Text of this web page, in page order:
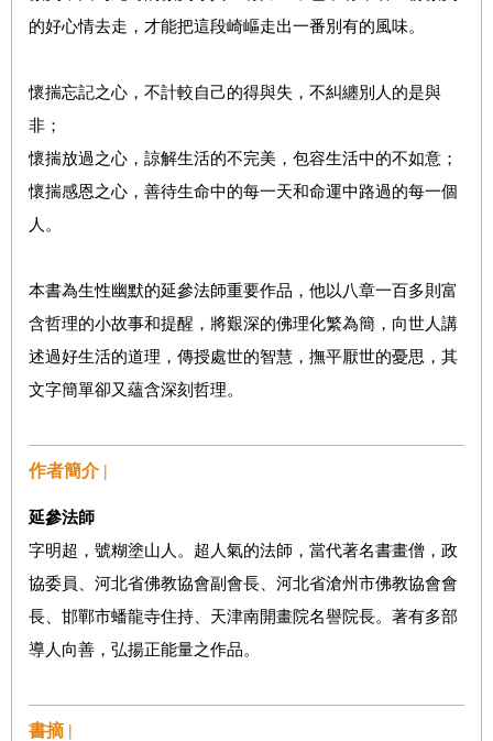
的好心情去走，才能把這段崎嶇走出一番別有的風味。
懷揣忘記之心，不計較自己的得與失，不糾纏別人的是與
非；
懷揣放過之心，諒解生活的不完美，包容生活中的不如意；
懷揣感恩之心，善待生命中的每一天和命運中路過的每一個
人。
本書為生性幽默的延參法師重要作品，他以八章一百多則富
含哲理的小故事和提醒，將艱深的佛理化繁為簡，向世人講
述過好生活的道理，傳授處世的智慧，撫平厭世的憂思，其
文字簡單卻又蘊含深刻哲理。
作者簡介 |
延參法師
字明超，號糊塗山人。超人氣的法師，當代著名書畫僧，政
協委員、河北省佛教協會副會長、河北省滄州市佛教協會會
長、邯鄲市蟠龍寺住持、天津南開畫院名譽院長。著有多部
導人向善，弘揚正能量之作品。
書摘 |